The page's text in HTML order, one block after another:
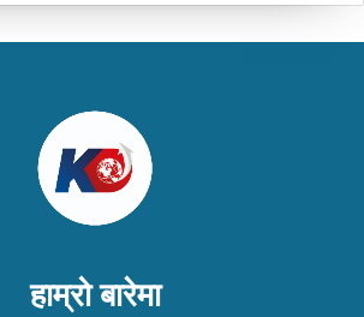
हाम्रो बारेमा